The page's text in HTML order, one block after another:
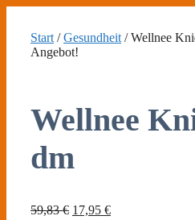
springen
Start /Gesundheit / Wellnee
Angebot!
Wellnee
dm
59,83€ Ursprünglicher
17,95 €Aktueller